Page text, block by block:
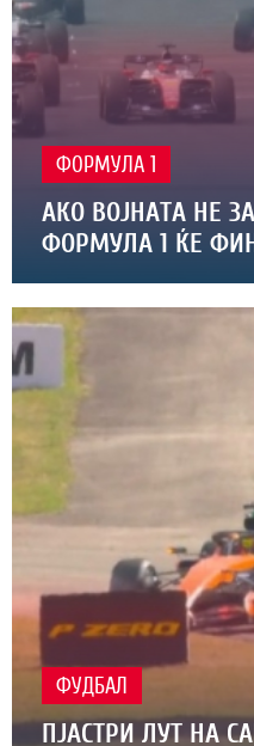
ФОРМУЛА 1
АКО ВОЈНАТА НЕ
ФОРМУЛА 1 ЌЕ
ФУДБАЛ
ПЈАСТРИ ЛУТ НА